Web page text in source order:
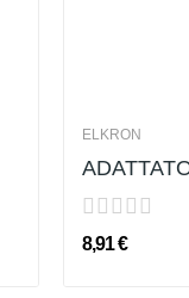
ELKRON
8,91 €